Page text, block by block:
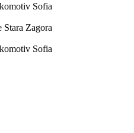
Sofia
Stara Zagora
Sofia